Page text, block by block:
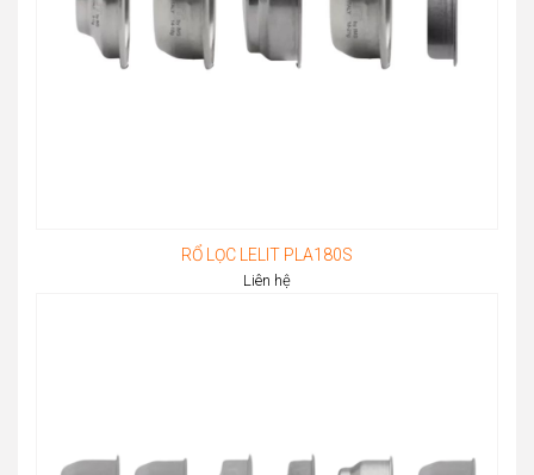
RỔ LỌC LELIT PLA180S
Liên hệ